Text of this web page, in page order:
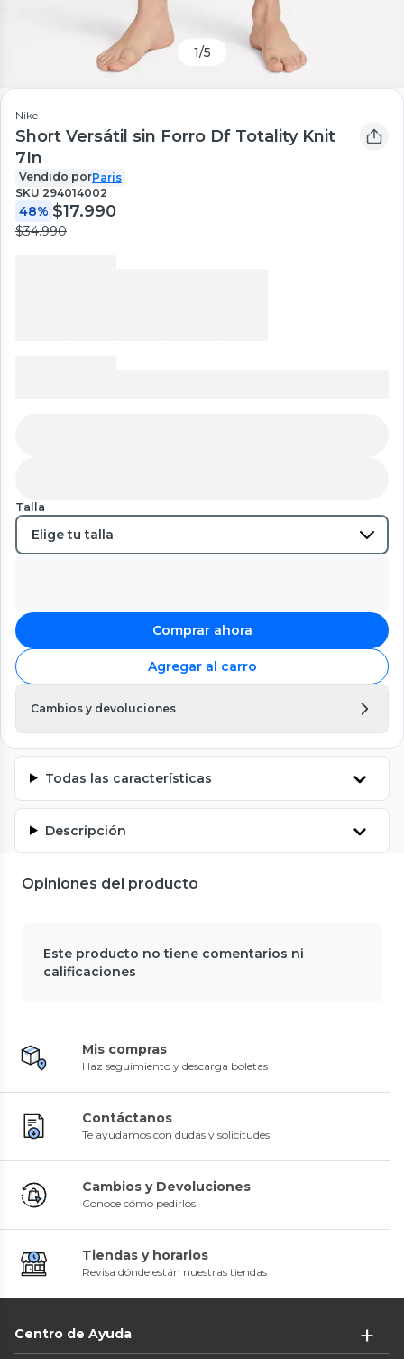
1/5
Nike
Short Versátil sin Forro Df Totality Knit
7In
Vendido porParis
SKU 294014002
48% $17.990
$34.990
Talla
Comprar ahora
Agregar al carro
Cambios y devoluciones
Todas las características
Descripción
Opiniones del producto
Este producto no tiene comentarios ni
calificaciones
Mis compras
Haz seguimiento y descarga boletas
Contáctanos
Te ayudamos con dudas y solicitudes
Cambios y Devoluciones
Conoce cómo pedirlos
Tiendas y horarios
Revisa dónde están nuestras tiendas
Centro de Ayuda